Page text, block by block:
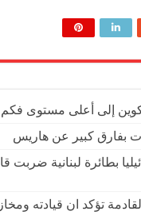
خلال ساعات
ضربة كبرى على اسرائيل قريبا
إلى أعلى مستوى
بفارق كبير عن هاريس
بطائرة لبنانية
تؤكد ان قيادته